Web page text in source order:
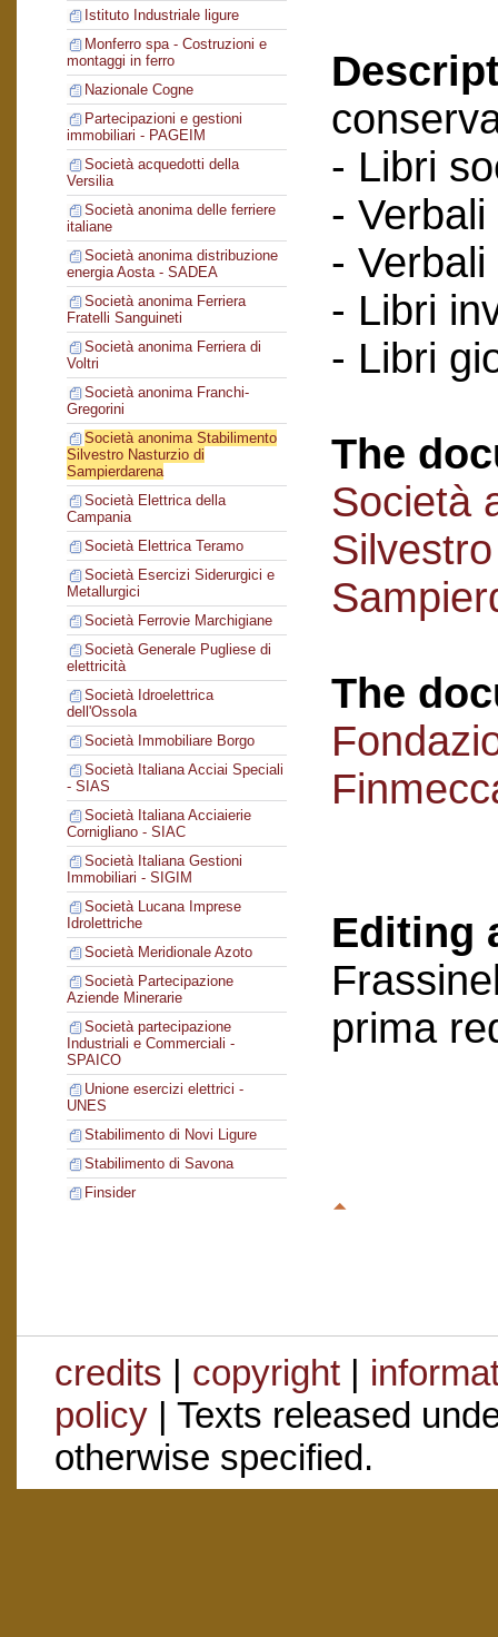
Istituto Industriale ligure
Monferro spa - Costruzioni e
montaggi in ferro
Nazionale Cogne
Partecipazioni e gestioni
immobiliari - PAGEIM
Società acquedotti della
Versilia
Società anonima delle ferriere
italiane
Società anonima distribuzione
energia Aosta - SADEA
Società anonima Ferriera
Fratelli Sanguineti
Società anonima Ferriera di
Voltri
Società anonima Franchi-
Gregorini
Società anonima Stabilimento
Silvestro Nasturzio di
Sampierdarena
Società Elettrica della
Campania
Società Elettrica Teramo
Società Esercizi Siderurgici e
Metallurgici
Società Ferrovie Marchigiane
Società Generale Pugliese di
elettricità
Società Idroelettrica
dell'Ossola
Società Immobiliare Borgo
Società Italiana Acciai Speciali
- SIAS
Società Italiana Acciaierie
Cornigliano - SIAC
Società Italiana Gestioni
Immobiliari - SIGIM
Società Lucana Imprese
Idrolettriche
Società Meridionale Azoto
Società Partecipazione
Aziende Minerarie
Società partecipazione
Industriali e Commerciali -
SPAICO
Unione esercizi elettrici -
UNES
Stabilimento di Novi Ligure
Stabilimento di Savona
Finsider
- Libri
-
-
- Libri
- Libri
The
Società
The
Editing
prima
credits | copyright|
policy| Texts released
otherwise specified.